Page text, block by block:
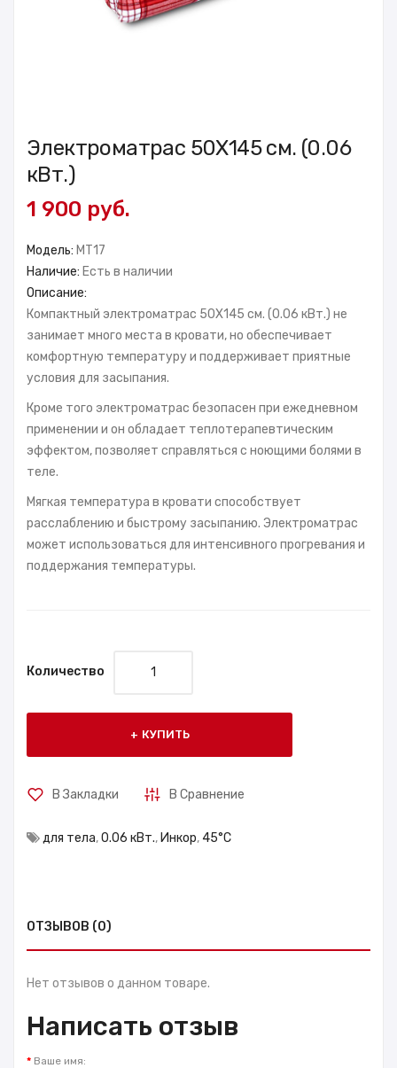
Электроматрас 50X145 см. (0.06
кВт.)
1 900 руб.
Модель: MT17
Наличие: Есть в наличии
Описание:
Компактный электроматрас 50X145 см. (0.06 кВт.) не
занимает много места в кровати, но обеспечивает
комфортную температуру и поддерживает приятные
условия для засыпания.
Кроме того электроматрас безопасен при ежедневном
применении и он обладает теплотерапевтическим
эффектом, позволяет справляться с ноющими болями в
теле.
Мягкая температура в кровати способствует
расслаблению и быстрому засыпанию. Электроматрас
может использоваться для интенсивного прогревания и
поддержания температуры.
Количество
КУПИТЬ
В Закладки В Сравнение
для тела,0.06 кВт., Инкор, 45°С
ОТЗЫВОВ (0)
Нет отзывов о данном товаре.
Написать отзыв
Ваше имя: